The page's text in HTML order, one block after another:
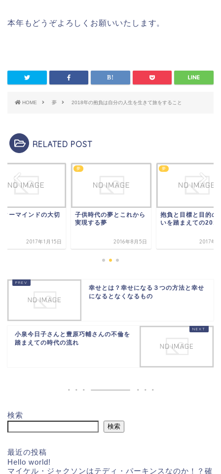
本年もどうぞよろしくお願いいたします。
HOME 夢 2018年の抱負は自分の人生を生きて旅をすること
RELATED POST
ターマインドの大切
2017年1月15日
夢
子供時代の夢とこれから
実現する夢
2016年8月5日
夢
抱負と目標と目的の
いを踏まえての
2017年1
幸せとは？幸せになる３つの方法と幸せ
になるとなくなるもの
小泉今日子さんと豊原巧輔さんの不倫を
踏まえての時代の流れ
検索
検索
最近の投稿
Hello world!
マイケル・ジャクソンはテディ・パーキンスなのか！？確